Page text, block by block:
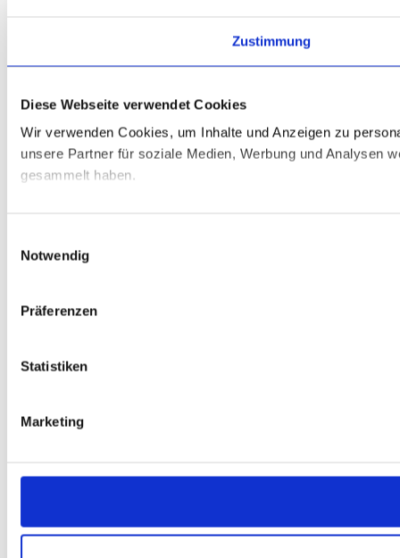
Zustimmung
Diese Webseite verwendet Cookies
Wir verwenden Cookies, um Inhalte und Anzeigen zu
unsere Partner für soziale Medien, Werbung und Analysen
gesammelt haben.
Notwendig
Präferenzen
Statistiken
Marketing